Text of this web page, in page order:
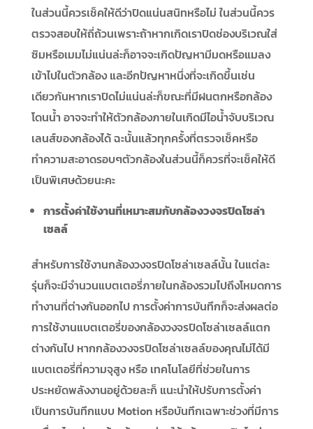
ในส่วนนี้ควรเช็คให้ดีว่าปิดแน่นสนิทหรือไม่ ในส่วนนี้ควร
ตรวจสอบให้ถี่ถ้วนเพราะถ้าหากเกิดเราปิดช่องบริเวณใส่
ซิมหรือเมมไม่แน่นล่ะก็อาจจะเกิดปัญหามีมดหรือแมลง
เข้าไปในตัวกล้อง และอีกปัญหาหนึ่งที่จะเกิดขึ้นเช่น
เดียวกันหากเราปิดไม่แน่นล่ะก็ขณะที่มีฝนตกหรือกล้อง
โดนน้ำ อาจจะทำให้ตัวกล้องภายในเกิดมีไอน้ำจับบริเวณ
เลนส์ของกล้องได้ ฉะนั้นแล้วทุกครั้งที่ตรวจเช็คหรือ
ทำความสะอาดรอบๆตัวกล้องในส่วนนี้ก็ควรที่จะเช็คให้ดี
เป็นพิเศษด้วยนะคะ
การตั้งค่าใช้งานที่เหมาะสมกับกล้องวงจรปิดโซล่า
เซลล์
สำหรับการใช้งานกล้องวงจรปิดโซล่าเซลล์นั้น ในแต่ละ
รุ่นก็จะมีจำนวนแบตเตอรี่ภายในกล้องรวมไปถึงโหมดการ
ทำงานที่ต่างกันออกไป การตั้งค่าการบันทึกก็จะส่งผลต่อ
การใช้งานแบตเตอรี่ของกล้องวงจรปิดโซล่าเซลล์แตก
ต่างกันไป หากกล้องวงจรปิดโซล่าเซลล์ของคุณไม่ได้มี
แบตเตอรี่ที่ความจุสูง หรือ เทคโนโลยีที่ช่วยในการ
ประหยัดพลังงานอยู่ด้วยละก็ แนะนำให้ปรับการตั้งค่า
เป็นการบันทึกแบบ Motion หรือบันทึกเฉพาะช่วงที่มีการ